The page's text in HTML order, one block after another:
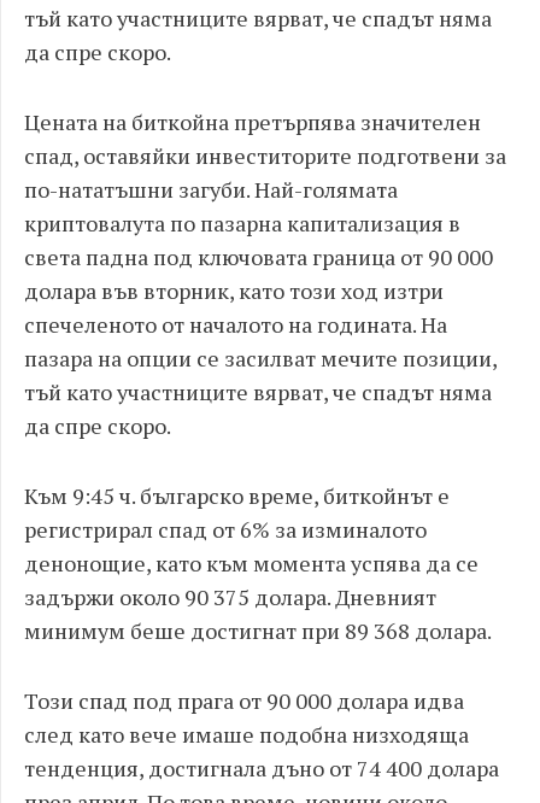
тъй като участниците вярват, че спадът няма
да спре скоро.
Цената на биткойна претърпява значителен
спад, оставяйки инвеститорите подготвени за
по-нататъшни загуби. Най-голямата
криптовалута по пазарна капитализация в
света падна под ключовата граница от 90 000
долара във вторник, като този ход изтри
спечеленото от началото на годината. На
пазара на опции се засилват мечите позиции,
тъй като участниците вярват, че спадът няма
да спре скоро.
Към 9:45 ч. българско време, биткойнът е
регистрирал спад от 6% за изминалото
денонощие, като към момента успява да се
задържи около 90 375 долара. Дневният
минимум беше достигнат при 89 368 долара.
Този спад под прага от 90 000 долара идва
след като вече имаше подобна низходяща
тенденция, достигнала дъно от 74 400 долара